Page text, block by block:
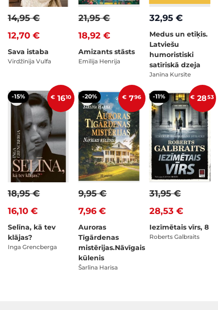
12,70 €
14,95 €
Sava istaba
Virdžīnija Vulfa
18,92 €
21,95 €
Amizants stāsts
Emīlija Henrija
32,95 €
Medus un etiķis.
Latviešu
humoristiski
satīriskā dzeja
Janīna Kursīte
-15% € 1610
16,10 €
18,95 €
Selīna, kā tev
klājas?
Inga Grencberga
-20% € 796
7,96 €
9,95 €
Auroras
Tīgārdenas
mistērijas.Nāvīgais
kūlenis
Šarlīna Harisa
-11% € 2853
28,53 €
31,95 €
Iezīmētais vīrs, 8
Roberts Galbraits